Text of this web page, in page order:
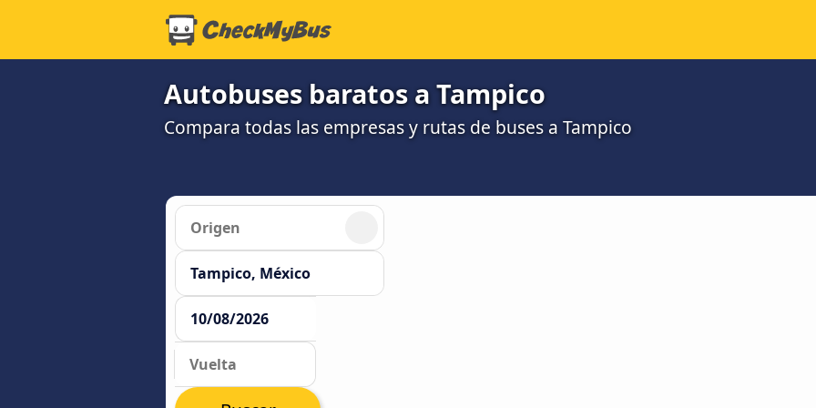
Autobuses baratos a Tampico
Compara todas las empresas y rutas de buses a Tampico